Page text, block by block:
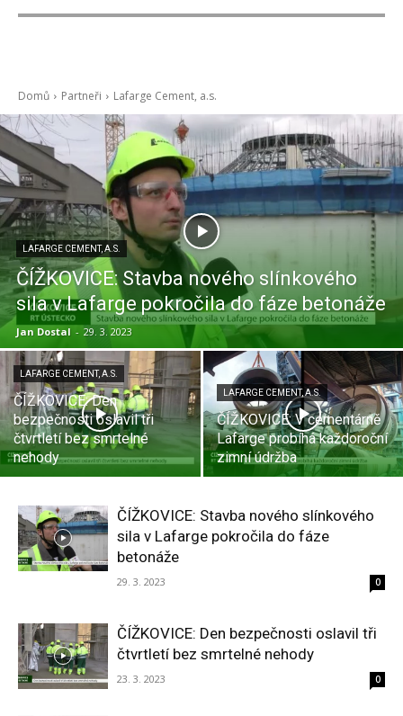
Domů Partneři Lafarge Cement, a.s.
LAFARGE CEMENT, A.S.
ČÍŽKOVICE: Stavba nového slínkového
sila v Lafarge pokročila do fáze betonáže
Jan Dostal - 29. 3. 2023
LAFARGE CEMENT, A.S.
ČÍŽKOVICE: Den
bezpečnosti oslavil tři
čtvrtletí bez smrtelné
nehody
LAFARGE CEMENT, A.S.
ČÍŽKOVICE: V cementárně
Lafarge probíhá každoroční
zimní údržba
ČÍŽKOVICE: Stavba nového slínkového
sila v Lafarge pokročila do fáze
betonáže
29. 3. 2023 0
ČÍŽKOVICE: Den bezpečnosti oslavil tři
čtvrtletí bez smrtelné nehody
23. 3. 2023 0